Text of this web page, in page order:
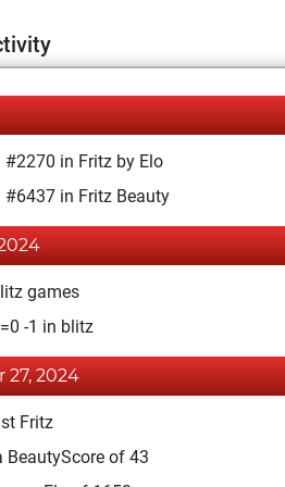
#2270 in Fritz by Elo
#6437 in Fritz Beauty
games
-1 in blitz
27, 2024
Fritz
BeautyScore of 43